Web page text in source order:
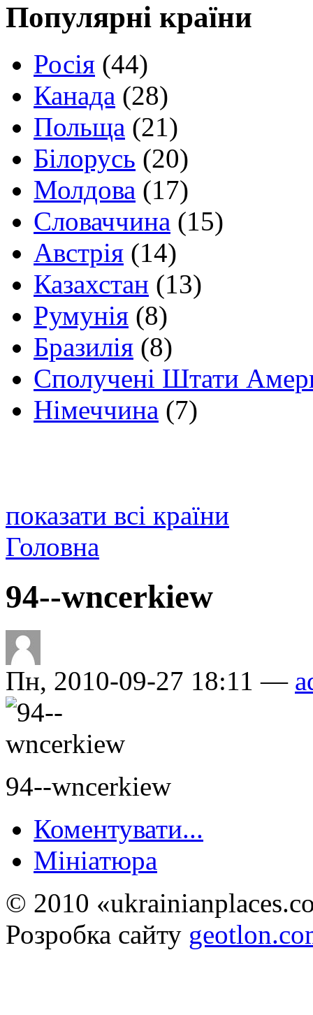
Популярні країни
Росія (44)
Канада (28)
Польща (21)
Білорусь (20)
Молдова (17)
Словаччина (15)
Австрія (14)
Казахстан (13)
Румунія (8)
Бразилія (8)
Сполучені Штати
Німеччина (7)
показати всі країни
Головна
94--wncerkiew
Пн, 2010-09-27 18:11 —
94--wncerkiew
Коментувати...
Мініатюра
© 2010
Розробка сайту